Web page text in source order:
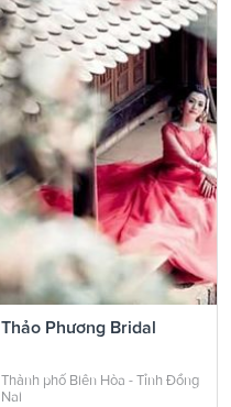
Thảo Phương Bridal
Thành phố Biên Hòa - Tỉnh Đồng
Nai